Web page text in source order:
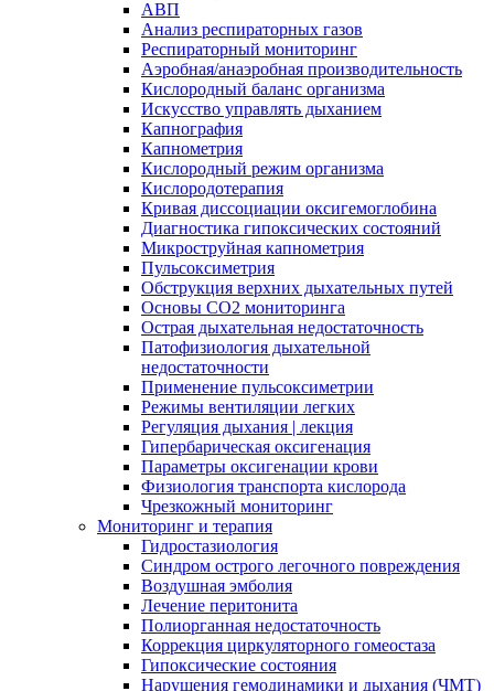
АВП
Анализ респираторных газов
Респираторный мониторинг
Аэробная/анаэробная производительность
Кислородный баланс организма
Искусство управлять дыханием
Капнография
Капнометрия
Кислородный режим организма
Кислородотерапия
Кривая диссоциации оксигемоглобина
Диагностика гипоксических состояний
Микроструйная капнометрия
Пульсоксиметрия
Обструкция верхних дыхательных путей
Основы СО2 мониторинга
Острая дыхательная недостаточность
Патофизиология дыхательной
недостаточности
Применение пульсоксиметрии
Режимы вентиляции легких
Регуляция дыхания | лекция
Гипербарическая оксигенация
Параметры оксигенации крови
Физиология транспорта кислорода
Чрезкожный мониторинг
Мониторинг и терапия
Гидростазиология
Cиндром острого легочного повреждения
Воздушная эмболия
Лечение перитонита
Полиорганная недостаточность
Коррекция циркуляторного гомеостаза
Гипоксические состояния
Нарушения гемодинамики и дыхания (ЧМТ)